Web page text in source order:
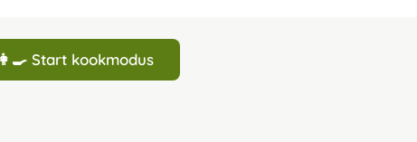
👩‍🍳 Start kookmodus